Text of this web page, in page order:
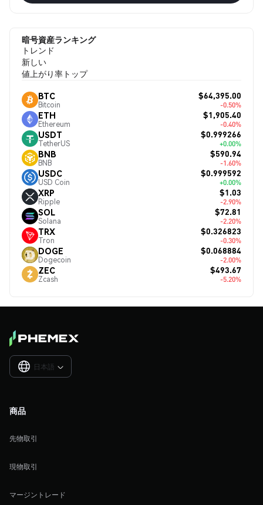
暗号資産ランキング
トレンド
新しい
値上がり率トップ
BTC
Bitcoin
$64,395.00
-0.50%
ETH
Ethereum
$1,905.40
-0.40%
USDT
TetherUS
$0.999266
+0.00%
BNB
BNB
$590.94
-1.60%
USDC
USD Coin
$0.999592
+0.00%
XRP
Ripple
$1.03
-2.90%
SOL
Solana
$72.81
-2.20%
TRX
Tron
$0.326823
-0.30%
DOGE
Dogecoin
$0.068884
-2.00%
ZEC
Zcash
$493.67
-5.20%
日本語 
商品
先物取引
現物取引
マージントレード